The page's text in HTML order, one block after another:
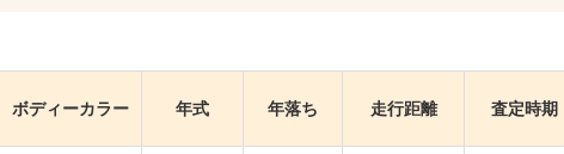
ボディーカラー 年式 年落ち 走行距離 査定時期